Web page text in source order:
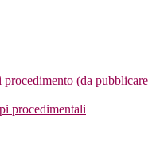
(da pubblicare
procedimentali